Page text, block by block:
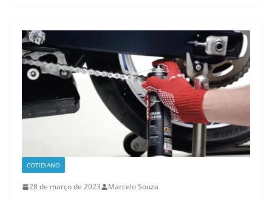
COTIDIANO
28 de março de 2023 Marcelo Souza